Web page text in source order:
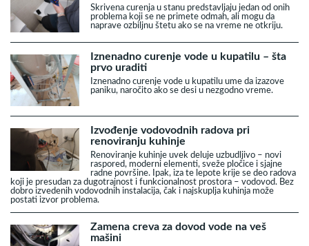
Skrivena curenja u stanu predstavljaju jedan od onih
problema koji se ne primete odmah, ali mogu da
naprave ozbiljnu štetu ako se na vreme ne otkriju.
Iznenadno curenje vode u kupatilu – šta
prvo uraditi
Iznenadno curenje vode u kupatilu ume da izazove
paniku, naročito ako se desi u nezgodno vreme.
Izvođenje vodovodnih radova pri
renoviranju kuhinje
Renoviranje kuhinje uvek deluje uzbudljivo – novi
raspored, moderni elementi, sveže pločice i sjajne
radne površine. Ipak, iza te lepote krije se deo radova
koji je presudan za dugotrajnost i funkcionalnost prostora – vodovod. Bez
dobro izvedenih vodovodnih instalacija, čak i najskuplja kuhinja može
postati izvor problema.
Zamena creva za dovod vode na veš
mašini